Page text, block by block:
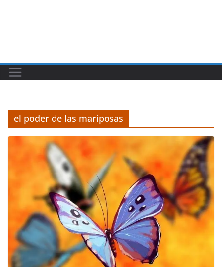
el poder de las mariposas